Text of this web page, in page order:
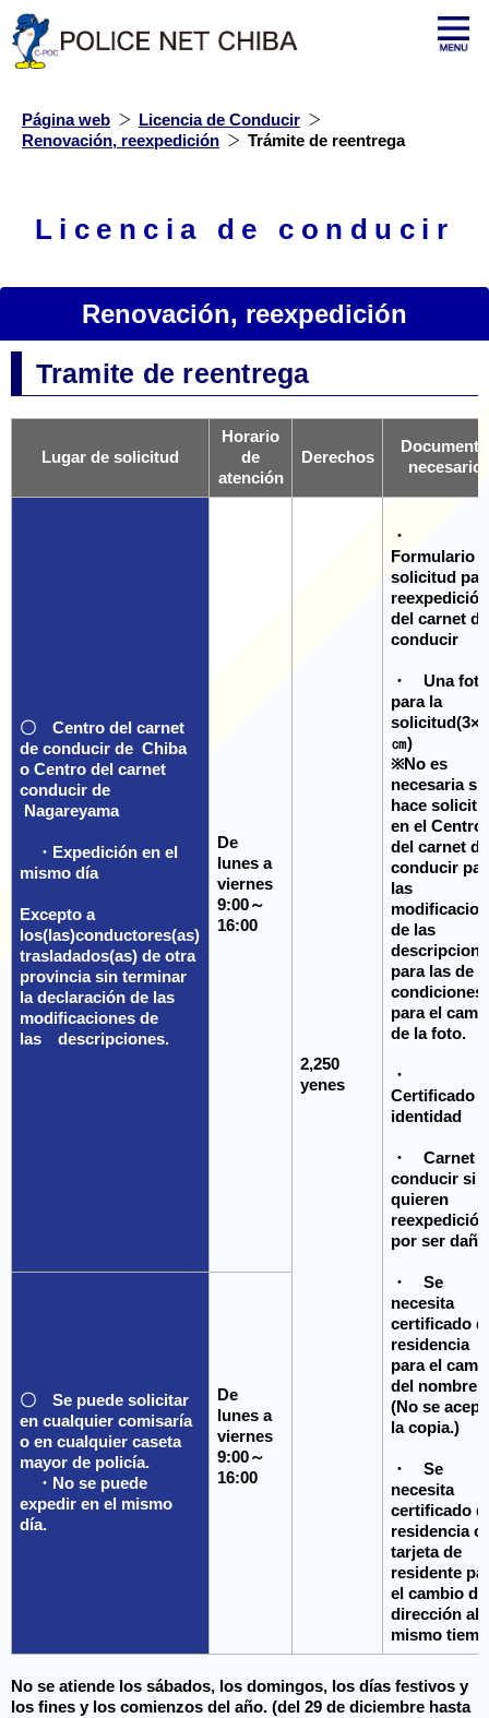
Página web
Licencia de Conducir
Renovación, reexpedición
Trámite de reentrega
Licencia de conducir
Renovación, reexpedición
Tramite de reentrega
Lugar de solicitud
Horario
de
atención
Derechos
〇 Centro del carnet
de conducir de Chiba
o Centro del carnet
conducir de
Nagareyama
・Expedición en el
mismo día
Excepto a
los(las)conductores(as)
trasladados(as) de otra
provincia sin terminar
la declaración de las
modificaciones de
las descripciones.
De
lunes a
viernes
9:00～
16:00
2,250
yenes
・
Formulario
solicitud
reexpedición
del carnet de
conducir
・ Una foto
para la
㎝)
※No es
necesaria si
hace
en el Centro
del carnet de
conducir
las
de las
para las de
condiciones
para el
de la foto.
・
Certificado
identidad
・ Carnet
conducir si
quieren
reexpedición
por ser
・ Se
necesita
certificado
residencia
para el
del nombre.
(No se
la copia.)
・ Se
necesita
certificado
residencia o
tarjeta de
residente
el cambio
dirección al
mismo
〇 Se puede solicitar
en cualquier comisaría
o en cualquier caseta
mayor de policía.
・No se puede
expedir en el mismo
día.
De
lunes a
viernes
9:00～
16:00
No se atiende los sábados, los domingos, los días festivos y
los fines y los comienzos del año. (del 29 de diciembre hasta